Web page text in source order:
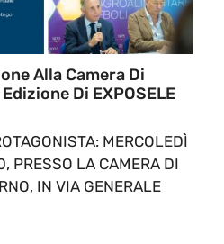
Alla Camera Di
Di EXPOSELE
MERCOLEDÌ
PRESSO LA CAMERA DI
IN VIA GENERALE